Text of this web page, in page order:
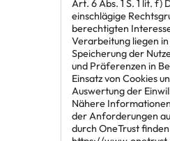
Art. 6 Abs. 1 S. 1 lit. f)
einschlägige
berechtigten
Verarbeitung liegen
Speicherung der
und Präferenzen in
Einsatz von Cookies
Auswertung der
Nähere
der Anforderungen
durch OneTrust